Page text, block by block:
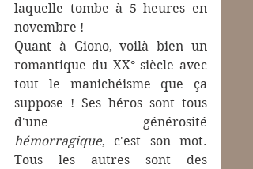
laquelle tombe à 5 heures en
novembre !
Quant à Giono, voilà bien un
romantique du XX° siècle avec
tout le manichéisme que ça
suppose ! Ses héros sont tous
hémorragique, c'est son mot.
Tous les autres sont des